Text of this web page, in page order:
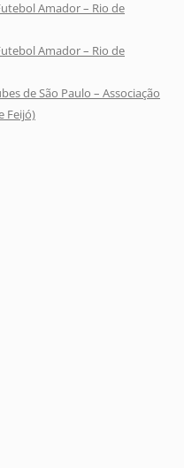
Amador – Rio de
Amador – Rio de
de São Paulo – Associação
Feijó)